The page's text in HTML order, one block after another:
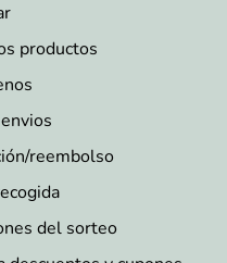
productos
reembolso
del sorteo